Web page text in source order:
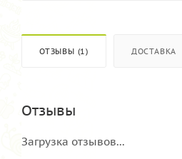
ОТЗЫВЫ (1) ДОСТАВКА
Отзывы
Загрузка отзывов...